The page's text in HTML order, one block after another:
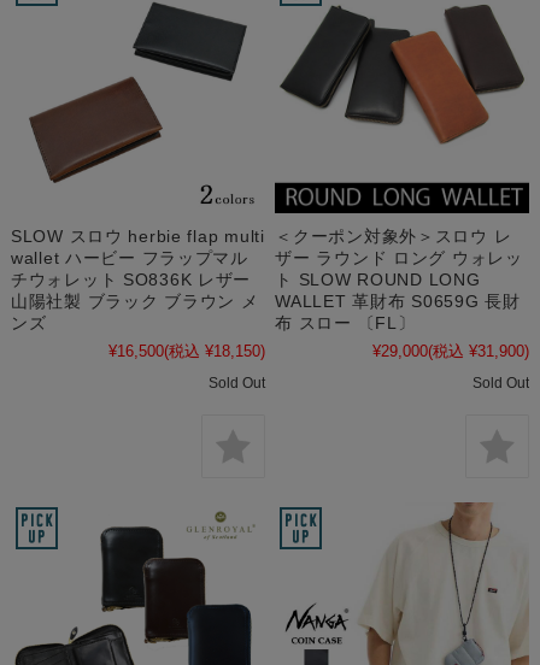
SLOW スロウ herbie flap multi
wallet ハービー フラップマル
チウォレット SO836K レザー
山陽社製 ブラック ブラウン メ
ンズ
¥16,500(税込 ¥18,150)
Sold Out
＜クーポン対象外＞スロウ レ
ザー ラウンド ロング ウォレッ
ト SLOW ROUND LONG
WALLET 革財布 S0659G 長財
布 スロー 〔FL〕
¥29,000(税込 ¥31,900)
Sold Out